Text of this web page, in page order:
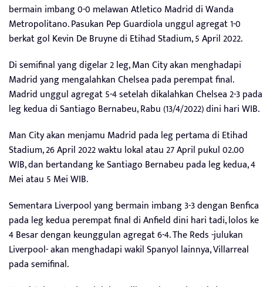
bermain imbang 0-0 melawan Atletico Madrid di Wanda
Metropolitano. Pasukan Pep Guardiola unggul agregat 1-0
berkat gol Kevin De Bruyne di Etihad Stadium, 5 April 2022.
Di semifinal yang digelar 2 leg, Man City akan menghadapi
Madrid yang mengalahkan Chelsea pada perempat final.
Madrid unggul agregat 5-4 setelah dikalahkan Chelsea 2-3 pada
leg kedua di Santiago Bernabeu, Rabu (13/4/2022) dini hari WIB.
Man City akan menjamu Madrid pada leg pertama di Etihad
Stadium, 26 April 2022 waktu lokal atau 27 April pukul 02.00
WIB, dan bertandang ke Santiago Bernabeu pada leg kedua, 4
Mei atau 5 Mei WIB.
Sementara Liverpool yang bermain imbang 3-3 dengan Benfica
pada leg kedua perempat final di Anfield dini hari tadi, lolos ke
4 Besar dengan keunggulan agregat 6-4. The Reds -julukan
Liverpool- akan menghadapi wakil Spanyol lainnya, Villarreal
pada semifinal.